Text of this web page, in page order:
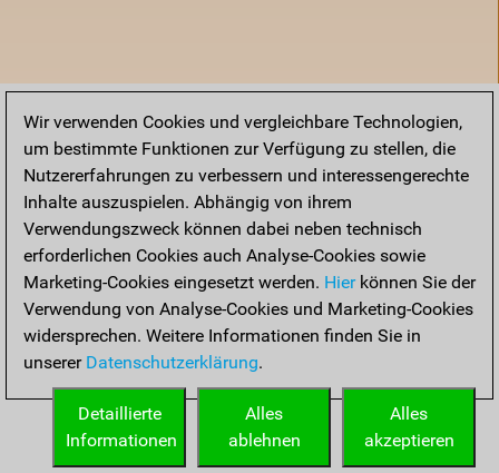
Startseite
Wir verwenden Cookies und vergleichbare Technologien,
um bestimmte Funktionen zur Verfügung zu stellen, die
Nutzererfahrungen zu verbessern und interessengerechte
Inhalte auszuspielen. Abhängig von ihrem
Verwendungszweck können dabei neben technisch
erforderlichen Cookies auch Analyse-Cookies sowie
Marketing-Cookies eingesetzt werden. Hierkönnen Sie der
Verwendung von Analyse-Cookies und Marketing-Cookies
widersprechen. Weitere Informationen finden Sie in
unserer Datenschutzerklärung.
Alles
akzeptieren
Alles
ablehnen
Detaillierte
Informationen